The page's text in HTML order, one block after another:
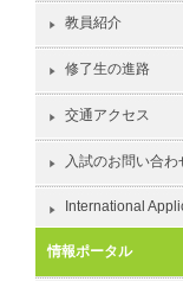
教員紹介
修了生の進路
交通アクセス
入試のお問い合わ
International
情報ポータル